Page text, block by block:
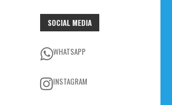
SOCIAL MEDIA
WHATSAPP
INSTAGRAM